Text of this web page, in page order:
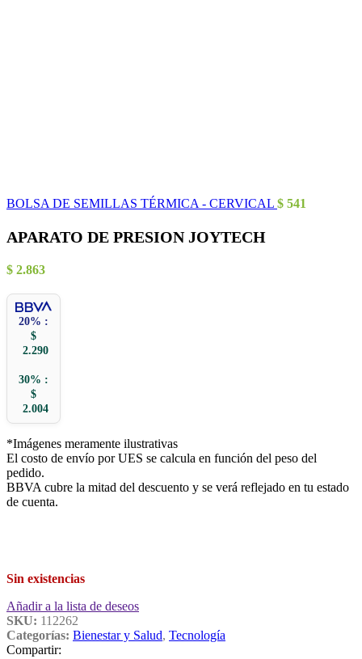
BOLSA DE SEMILLAS TÉRMICA - CERVICAL $ 541
APARATO DE PRESION JOYTECH
$ 2.863
20% :
$
2.290
30% :
$
2.004
*Imágenes meramente ilustrativas
El costo de envío por UES se calcula en función del peso del
pedido.
BBVA cubre la mitad del descuento y se verá reflejado en tu estado
de cuenta.
Sin existencias
Añadir a la lista de deseos
SKU: 112262
Categorías: Bienestar y Salud, Tecnología
Compartir: